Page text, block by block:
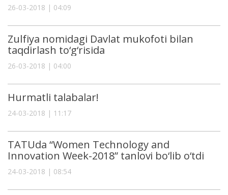
26-03-2018 | 04:09
Zulfiya nomidagi Davlat mukofoti bilan
taqdirlash to‘g‘risida
26-03-2018 | 04:00
Hurmatli talabalar!
24-03-2018 | 11:17
TATUda “Women Technology and
Innovation Week-2018” tanlovi bo‘lib o‘tdi
24-03-2018 | 08:54